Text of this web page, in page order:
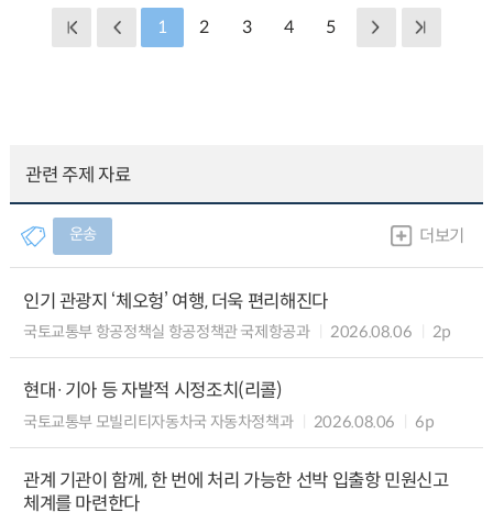
1 2 3 4 5
관련 주제 자료
운송 더보기
인기 관광지 ‘체오헝’ 여행, 더욱 편리해진다
국토교통부 항공정책실 항공정책관 국제항공과 2026.08.06 2p
현대·기아 등 자발적 시정조치(리콜)
국토교통부 모빌리티자동차국 자동차정책과 2026.08.06 6p
관계 기관이 함께, 한 번에 처리 가능한 선박 입출항 민원신고
체계를 마련한다